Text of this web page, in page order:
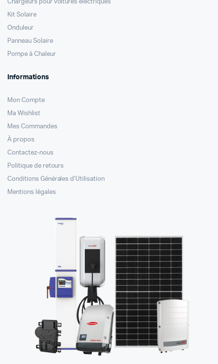
Chargeurs pour voitures électriques
Kit Solaire
Onduleur
Panneau Solaire
Pompe à Chaleur
Informations
Mon Compte
Ma Wishlist
Mes Commandes
À propos
Contactez-nous
Politique de retours
Conditions Générales d’Utilisation
Mentions légales